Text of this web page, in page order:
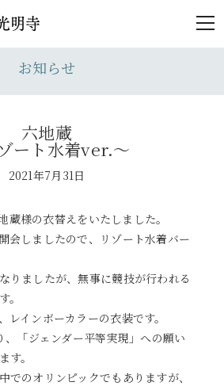
お知らせ
六地蔵
ート水着ver.〜
2021年7月31日
蔵様の衣替えをいたしました。
会しましたので、リゾート水着バー
りましたが、無事に競技が行われる
。
レインボーカラーの衣装です。
「ジェンダー平等実現」への願い
す。
でのオリンピックでもありますが、